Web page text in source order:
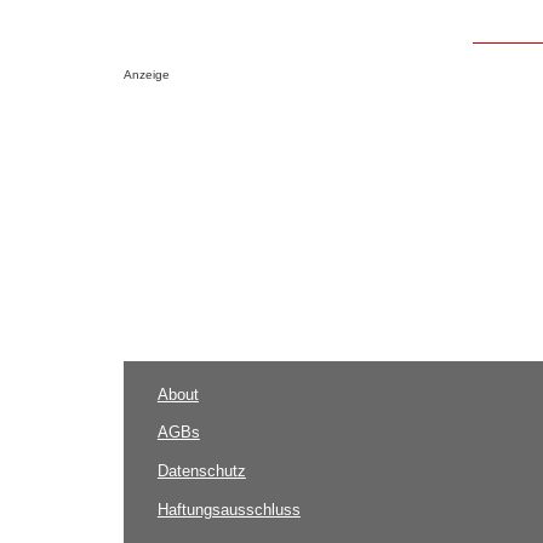
Anzeige
About
AGBs
Datenschutz
Haftungsausschluss